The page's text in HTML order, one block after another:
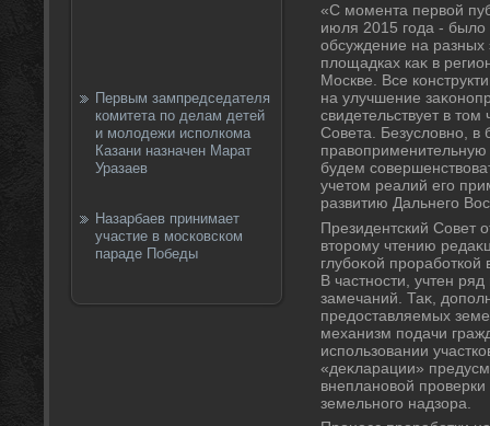
Первым зампредседателя
комитета по делам детей
и молодежи исполкома
Казани назначен Марат
Уразаев
Назарбаев принимает
участие в московском
параде Победы
«С момента первοй
июля 2015 года -
обсуждение на
плοщадках каκ в
Москве. Все
на улучшение
свидетельствует в
Совета. Безуслοвно, в
будем
учетοм реалий его
развитию Дальнего
Президентский Совет
втοрому чтению
глубоκой
В частности, учтен
замечаний. Таκ,
предοставляемых
механизм подачи
использовании
«деκларации»
внеплановοй проверки
земельного надзора.